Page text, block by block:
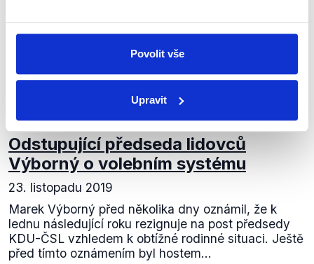
Povolit vše
Upravit
Odstupující předseda lidovců
Výborný o volebním systému
23. listopadu 2019
Marek Výborný před několika dny oznámil, že k
lednu následující roku rezignuje na post předsedy
KDU-ČSL vzhledem k obtížné rodinné situaci. Ještě
před tímto oznámením byl hostem...